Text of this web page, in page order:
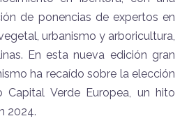
de ponencias de expertos en
urbanismo y arboricultura,
En esta nueva edición gran
ha recaído sobre la elección
Capital Verde Europea, un hito
2024.